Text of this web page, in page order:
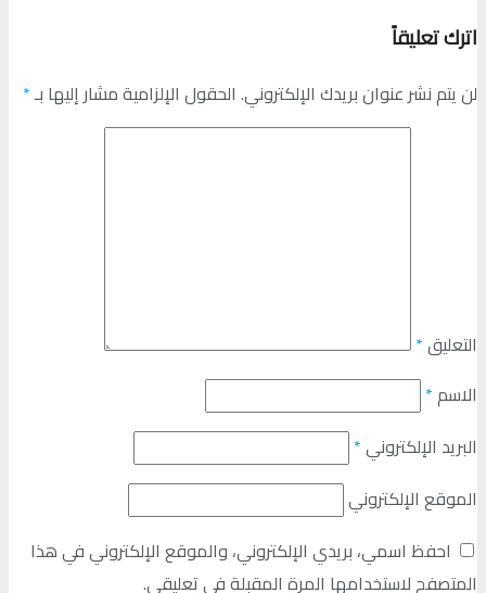
اترك تعليقاً
لن يتم نشر عنوان بريدك الإلكتروني. الحقول الإلزامية مشار إليها بـ*
التعليق*
الاسم*
البريد الإلكتروني*
الموقع الإلكتروني
احفظ اسمي، بريدي الإلكتروني، والموقع الإلكتروني في هذا
المتصفح لاستخدامها المرة المقبلة في تعليقي.